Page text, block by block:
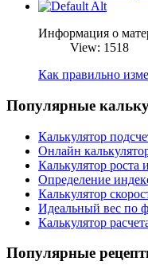
Информация о
View: 1518
Как правильно
Популярные
Калькулятор
Онлайн
Калькулятор роста
Определение
Калькулятор
Идеальный вес по
Калькулятор
Популярные